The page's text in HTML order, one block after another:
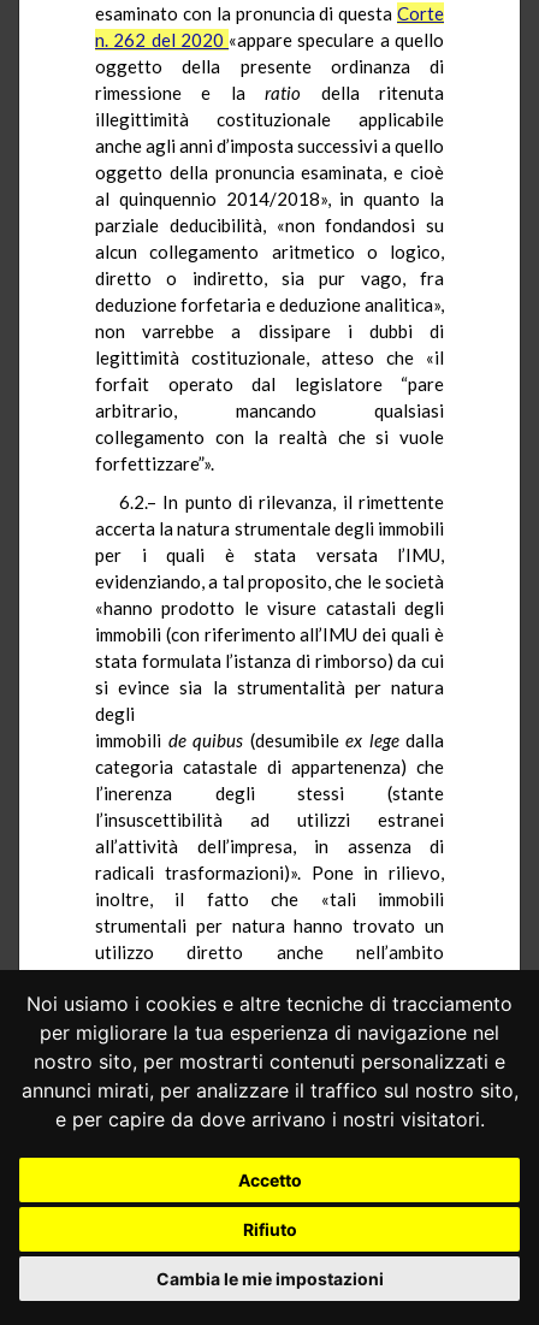
Noi usiamo i cookies e altre tecniche di tracciamento
per migliorare la tua esperienza di navigazione nel
nostro sito, per mostrarti contenuti personalizzati e
annunci mirati, per analizzare il traffico sul nostro sito,
e per capire da dove arrivano i nostri visitatori.
Accetto
Rifiuto
Cambia le mie impostazioni
esaminato con la pronuncia di questa Corte
n. 262 del 2020 «appare speculare a quello
oggetto della presente ordinanza di
rimessione e laratio della ritenuta
illegittimità costituzionale applicabile
anche agli anni d’imposta successivi a quello
oggetto della pronuncia esaminata, e cioè
al quinquennio 2014/2018», in quanto la
parziale deducibilità, «non fondandosi su
alcun collegamento aritmetico o logico,
diretto o indiretto, sia pur vago, fra
deduzione forfetaria e deduzione analitica»,
non varrebbe a dissipare i dubbi di
legittimità costituzionale, atteso che «il
forfait operato dal legislatore “pare
arbitrario, mancando qualsiasi
collegamento con la realtà che si vuole
forfettizzare”».
6.2.– In punto di rilevanza, il rimettente
accerta la natura strumentale degli immobili
per i quali è stata versata l’IMU,
evidenziando, a tal proposito, che le società
«hanno prodotto le visure catastali degli
immobili (con riferimento all’IMU dei quali è
stata formulata l’istanza di rimborso) da cui
si evince sia la strumentalità per natura
degli
immobili de quibus (desumibile ex legedalla
categoria catastale di appartenenza) che
l’inerenza degli stessi (stante
l’insuscettibilità ad utilizzi estranei
all’attività dell’impresa, in assenza di
radicali trasformazioni)». Pone in rilievo,
inoltre, il fatto che «tali immobili
strumentali per natura hanno trovato un
utilizzo diretto anche nell’ambito
principale o secondaria dell’attività […] o
venendo locati a terzi [...] a fronte del
pagamento di canoni di locazione
regolarmente assoggettati ad
imposizione».
natura strumentale degli immobili, osserva
che la decisione sulla sussistenza del diritto
al rimborso non potrebbe prescindere
dall’applicazione della previsione normativa
censurata.